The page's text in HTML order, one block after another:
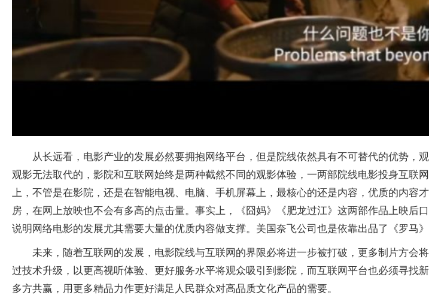
从长远看，电影产业的发展必然要拥抱网络平台，但是院线依然具有不可替代的优势
观影无法取代的，影院和互联网始终是两种截然不同的观影体验，一两部院线电影投身互
上，不管是在影院，还是在智能电视、电脑、手机屏幕上，最核心的还是内容，优质的内
房，在网上放映也不会有多高的点击量。事实上，《囧妈》《肥龙过江》这两部作品上映
说明网络电影的发展尤其需要大量的优质内容做支撑。美国奈飞公司也是依靠出品了《罗马
未来，随着互联网的发展，电影院线与互联网的界限必将进一步被打破，更多制片方
过技术升级，以更高视听体验、更好服务水平将观众吸引到影院，而互联网平台也必须寻
多方共赢，用更多精品力作更好满足人民群众对高品质文化产品的需要。